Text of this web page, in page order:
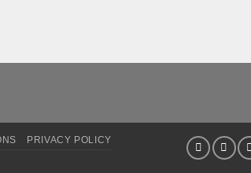
PRIVACY POLICY